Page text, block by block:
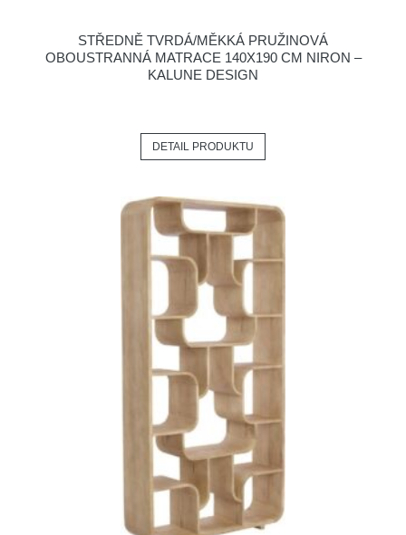
STŘEDNĚ TVRDÁ/MĚKKÁ PRUŽINOVÁ
OBOUSTRANNÁ MATRACE 140X190 CM NIRON –
KALUNE DESIGN
DETAIL PRODUKTU